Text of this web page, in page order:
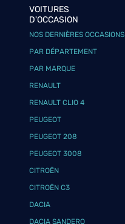
VOITURES
D'OCCASION
NOS DERNIÈRES OCCASIONS
PAR DÉPARTEMENT
PAR MARQUE
RENAULT
RENAULT CLIO 4
PEUGEOT
PEUGEOT 208
PEUGEOT 3008
CITROËN
CITROËN C3
DACIA
DACIA SANDERO